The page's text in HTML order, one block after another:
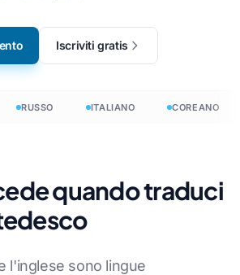
Iscriviti gratis
RUSSO ITALIANO COREANO
quando traduci
l'inglese sono lingue